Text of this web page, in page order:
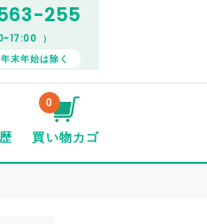
255
）
末年始は除く
0
買い物カゴ